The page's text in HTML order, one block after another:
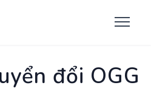
đổi OGG